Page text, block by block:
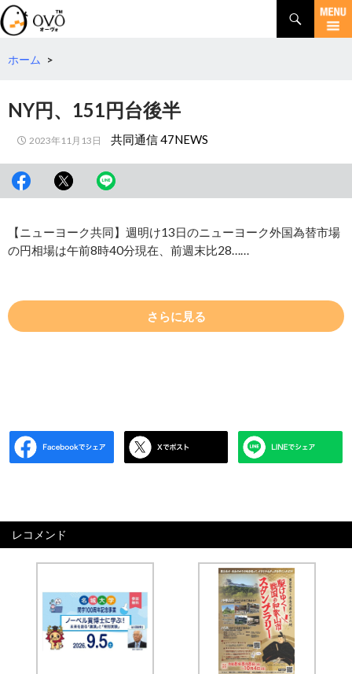
検
索
コ
テホーム >
NY円、151円台後半
2023年11月13日 共同通信 47NEWS
【ニューヨーク共同】週明け13日のニューヨーク外国為替市場
の円相場は午前8時40分現在、前週末比28……
さらに見る
レコメンド